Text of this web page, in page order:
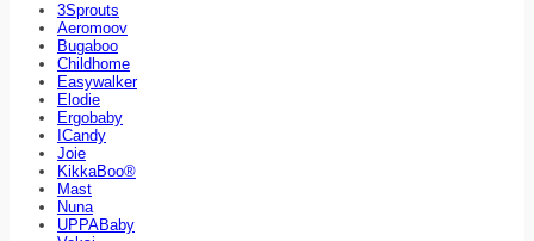
3Sprouts
Aeromoov
Bugaboo
Childhome
Easywalker
Elodie
Ergobaby
ICandy
Joie
KikkaBoo®
Mast
Nuna
UPPABaby